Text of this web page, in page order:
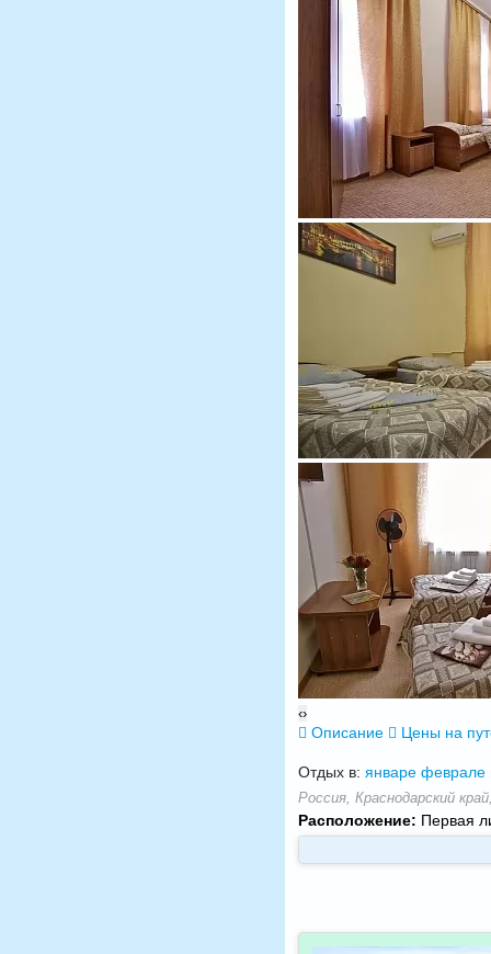
‹›
Описание Цены на
Отдых в: январе феврале
Россия, Краснодарский
Расположение: Первая